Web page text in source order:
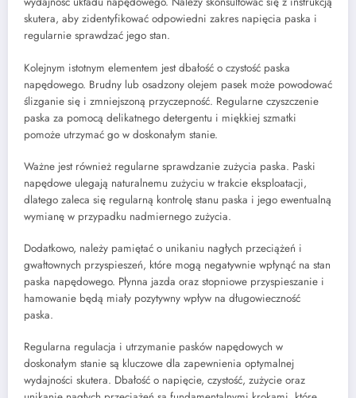
skutera, aby zidentyfikować odpowiedni zakres napięcia paska i
regularnie sprawdzać jego stan.
Kolejnym istotnym elementem jest dbałość o czystość paska
napędowego. Brudny lub osadzony olejem pasek może powodować
ślizganie się i zmniejszoną przyczepność. Regularne czyszczenie
paska za pomocą delikatnego detergentu i miękkiej szmatki
pomoże utrzymać go w doskonałym stanie.
Ważne jest również regularne sprawdzanie zużycia paska. Paski
napędowe ulegają naturalnemu zużyciu w trakcie eksploatacji,
dlatego zaleca się regularną kontrolę stanu paska i jego ewentualną
wymianę w przypadku nadmiernego zużycia.
Dodatkowo, należy pamiętać o unikaniu nagłych przeciążeń i
gwałtownych przyspieszeń, które mogą negatywnie wpłynąć na stan
paska napędowego. Płynna jazda oraz stopniowe przyspieszanie i
hamowanie będą miały pozytywny wpływ na długowieczność
paska.
Regularna regulacja i utrzymanie pasków napędowych w
doskonałym stanie są kluczowe dla zapewnienia optymalnej
wydajności skutera. Dbałość o napięcie, czystość, zużycie oraz